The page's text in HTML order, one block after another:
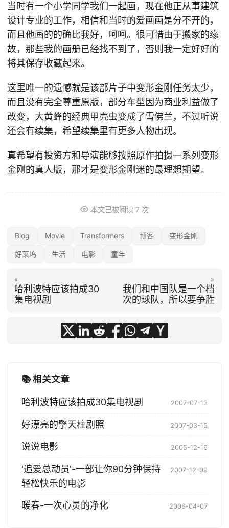
当时有一个小学同学我们一起画，现在他正从事建筑
设计专业的工作，相信和当时的爱画画是分不开的，
而且他画的的确比我好，呵呵。很可惜由于搬家的缘
故，那些我的画册已经找不到了，否则我一定好好的
将其保存收藏起来。
这里唯一的遗憾就是该部片子中变形金刚任务太少，
而且没有完全尊重原版，部分车型因为商业利益做了
改变，大黄蜂的经典甲壳虫变成了雪佛兰，不过听说
还会有续集，希望续集里有更多人物出现。
真希望有投资方和导演能够按照原作拍摄一系列变形
金刚的真人版，那才是变形金刚迷的最理想期望。
本文已被阅读 7 次
Blog Movie Transformers 博客 变形金刚
好莱坞 生活 电影 童年
«
哈利波特应该拍成30
集电视剧
»
我们和中国队是一个档
次的球队，所以要争胜
📚 相关文章
哈利波特应该拍成30集电视剧 2007-07-13
好漂亮的擎天柱剧照 2007-03-15
说说电影 2005-12-16
'追爱总动员'-一部让你90分钟保持
轻松快乐的电影
2007-12-09
暖春-一次心灵的净化 2006-04-07